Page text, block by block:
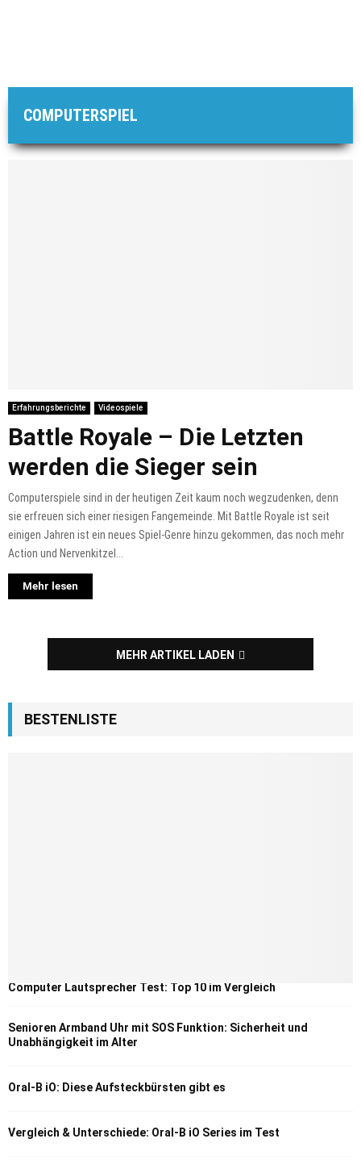
COMPUTERSPIEL
Erfahrungsberichte Videospiele
Battle Royale – Die Letzten
werden die Sieger sein
Computerspiele sind in der heutigen Zeit kaum noch wegzudenken, denn
sie erfreuen sich einer riesigen Fangemeinde. Mit Battle Royale ist seit
einigen Jahren ist ein neues Spiel-Genre hinzu gekommen, das noch mehr
Action und Nervenkitzel...
Mehr lesen
MEHR ARTIKEL LADEN
BESTENLISTE
Computer Lautsprecher Test: Top 10 im Vergleich
Senioren Armband Uhr mit SOS Funktion: Sicherheit und
Unabhängigkeit im Alter
Oral-B iO: Diese Aufsteckbürsten gibt es
Vergleich & Unterschiede: Oral-B iO Series im Test